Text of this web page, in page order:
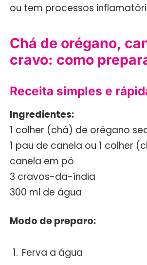
ou tem processos
Chá de orégano,
cravo: como
Receita simples e
Ingredientes:
1 colher (chá) de orégano
1 pau de canela ou 1 colher
canela em pó
3 cravos-da-índia
300 ml de água
Modo de preparo:
Ferva a água